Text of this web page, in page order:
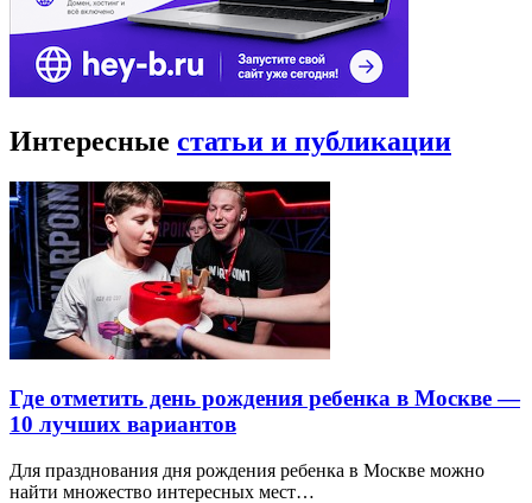
Интересные статьи и публикации
Где отметить день рождения ребенка в Москве —
10 лучших вариантов
Для празднования дня рождения ребенка в Москве можно
найти множество интересных мест…